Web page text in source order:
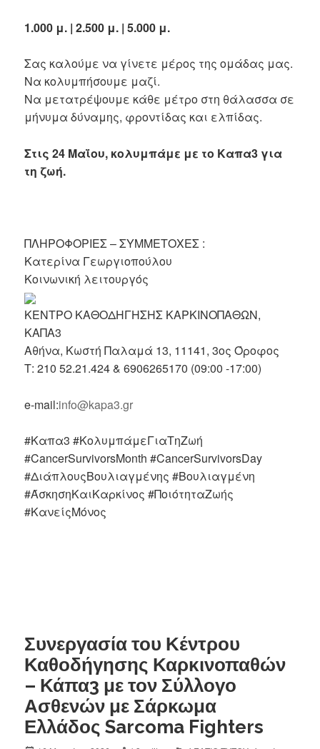
1.000 μ. | 2.500 μ. | 5.000 μ.
Σας καλούμε να γίνετε μέρος της ομάδας μας.
Να κολυμπήσουμε μαζί.
Να μετατρέψουμε κάθε μέτρο στη θάλασσα σε
μήνυμα δύναμης, φροντίδας και ελπίδας.
Στις 24 Μαΐου, κολυμπάμε με το Καπα3 για
τη ζωή.
ΠΛΗΡΟΦΟΡΙΕΣ – ΣΥΜΜΕΤΟΧΕΣ :
Κατερίνα Γεωργιοπούλου
Κοινωνική λειτουργός
ΚΕΝΤΡΟ ΚΑΘΟΔΗΓΗΣΗΣ ΚΑΡΚΙΝΟΠΑΘΩΝ,
ΚΑΠΑ3
Αθήνα, Κωστή Παλαμά 13, 11141, 3ος Όροφος
Τ: 210 52.21.424 & 6906265170 (09:00 -17:00)
e-mail:info@kapa3.gr
#Καπα3 #ΚολυμπάμεΓιαΤηΖωή
#CancerSurvivorsMonth #CancerSurvivorsDay
#ΔιάπλουςΒουλιαγμένης #Βουλιαγμένη
#ΆσκησηΚαιΚαρκίνος #ΠοιότηταΖωής
#ΚανείςΜόνος
Συνεργασία του Κέντρου
Καθοδήγησης Καρκινοπαθών
– Κάπα3 με τον Σύλλογο
Ασθενών με Σάρκωμα
Ελλάδος Sarcoma Fighters